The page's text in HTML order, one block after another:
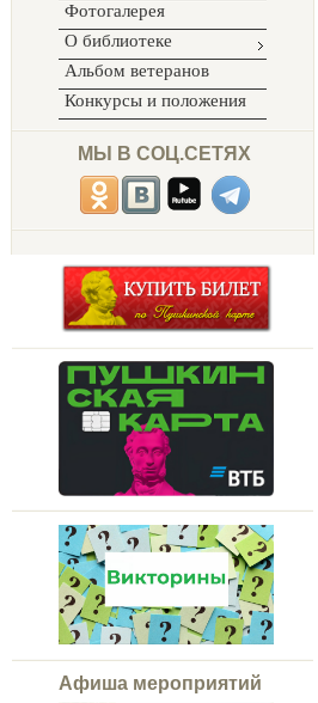
Фотогалерея
О библиотеке
Альбом ветеранов
Конкурсы и положения
МЫ В СОЦ.СЕТЯХ
Афиша мероприятий